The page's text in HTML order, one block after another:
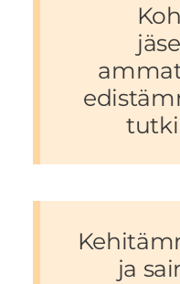
ja